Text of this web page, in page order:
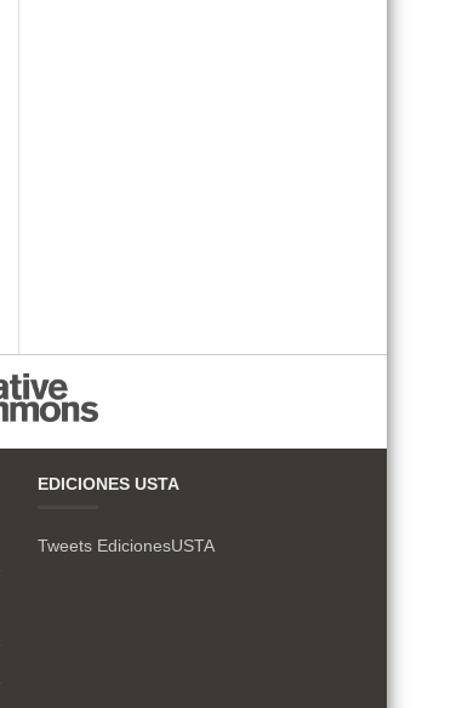
EDICIONES USTA
Tweets EdicionesUSTA